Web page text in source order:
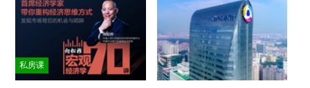
私房课